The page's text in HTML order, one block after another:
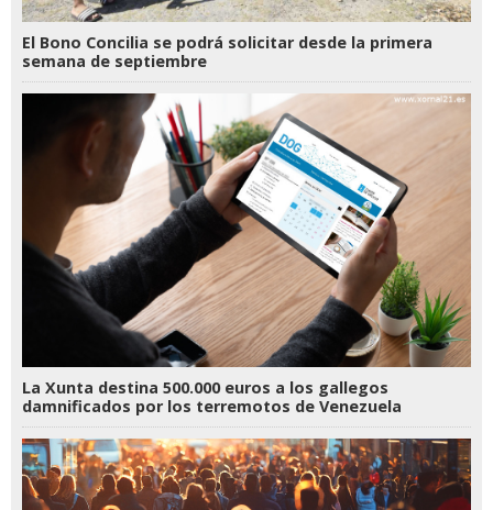
El Bono Concilia se podrá solicitar desde la primera
semana de septiembre
La Xunta destina 500.000 euros a los gallegos
damnificados por los terremotos de Venezuela